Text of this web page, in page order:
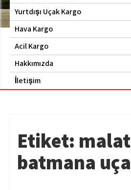
Yurtdışı Uçak Kargo
Hava Kargo
Acil Kargo
Hakkımızda
İletişim
Etiket:
batmana